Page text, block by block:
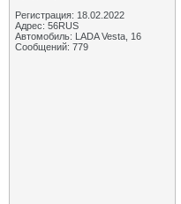
Регистрация: 18.02.2022
Адрес: 56RUS
Автомобиль: LADA Vesta, 16
Сообщений: 779